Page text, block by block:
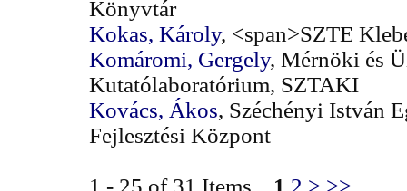
Könyvtár
Kokas, Károly, <span>SZTE
Komáromi, Gergely, Mérnöki és
Kutatólaboratórium, SZTAKI
Kovács, Ákos, Széchényi István
Fejlesztési Központ
1 - 25 of 31 Items 1 2 > >>